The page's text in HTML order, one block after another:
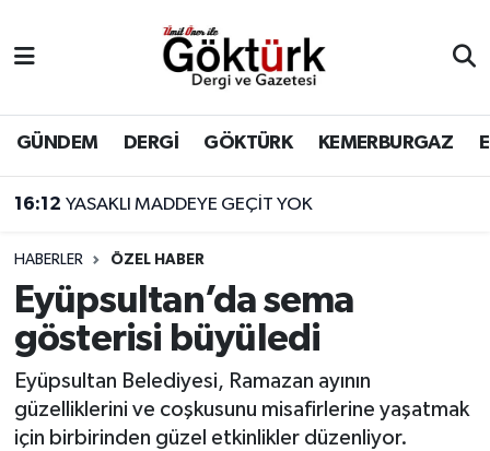
GÜNDEM DERGİ GÖKTÜRK KEMERBURGAZ
16:12 YASAKLI MADDEYE GEÇİT YOK
HABERLER ÖZEL HABER
Eyüpsultan’da sema
gösterisi büyüledi
Eyüpsultan Belediyesi, Ramazan ayının
güzelliklerini ve coşkusunu misafirlerine yaşatmak
için birbirinden güzel etkinlikler düzenliyor.
BİLİM
DERGİ
DÜNYA
EĞİTİM
GÖKTÜRK
Eyüpsultan Hava Durumu
Eyüpsultan Trafik Yoğunluk Haritası
Süper Lig Puan Durumu ve Fikstür
Tüm Manşetler
Son Dakika Haberleri